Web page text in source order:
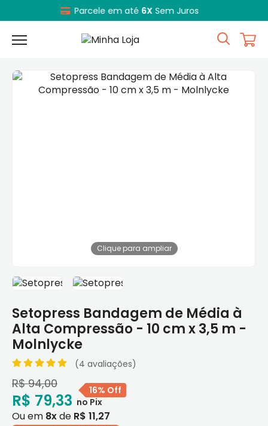
SatisfaçãoGarantida
Clique para ampliar
Setopress Bandagem de Média à
Alta Compressão - 10 cm x 3,5 m -
Molnlycke
(4 avaliações)
R$ 94,00
R$ 79,33
16% Off
Ou em 8xde R$ 11,27